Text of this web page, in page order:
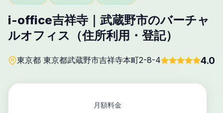
i-office吉祥寺｜武蔵野市のバーチャ
ルオフィス（住所利用・登記）
東京都 東京都武蔵野市吉祥寺本町2-8-4 4.0
月額料金